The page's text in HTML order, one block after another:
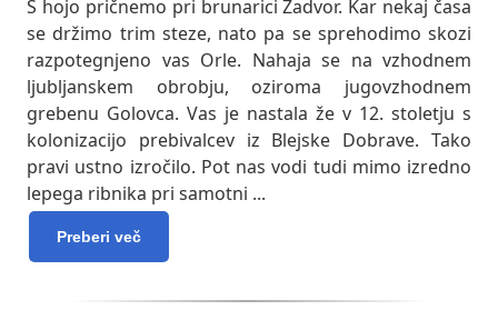
S hojo pričnemo pri brunarici Zadvor. Kar nekaj časa
se držimo trim steze, nato pa se sprehodimo skozi
razpotegnjeno vas Orle. Nahaja se na vzhodnem
ljubljanskem obrobju, oziroma jugovzhodnem
grebenu Golovca. Vas je nastala že v 12. stoletju s
kolonizacijo prebivalcev iz Blejske Dobrave. Tako
pravi ustno izročilo. Pot nas vodi tudi mimo izredno
lepega ribnika pri samotni ...
Preberi več